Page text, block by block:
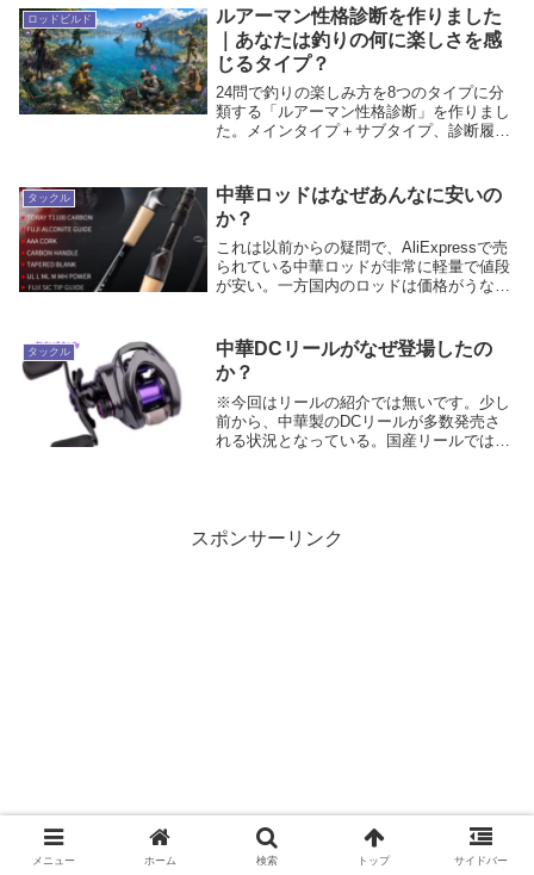
ロッドビルド
ルアーマン性格診断を作りました
｜あなたは釣りの何に楽しさを感
じるタイプ？
24問で釣りの楽しみ方を8つのタイプに分
類する「ルアーマン性格診断」を作りまし
た。メインタイプ＋サブタイプ、診断履
タックル
中華ロッドはなぜあんなに安いの
か？
これは以前からの疑問で、AliExpressで売
られている中華ロッドが非常に軽量で値段
が安い。一方国内のロッドは価格がうなぎ
入しない為、実際の使用感については分か
ら...
タックル
中華DCリールがなぜ登場したの
か？
※今回はリールの紹介では無いです。少し
前から、中華製のDCリールが多数発売さ
れる状況となっている。国産リールでは、
スポンサーリンク
メニュー ホーム 検索 トップ サイドバー